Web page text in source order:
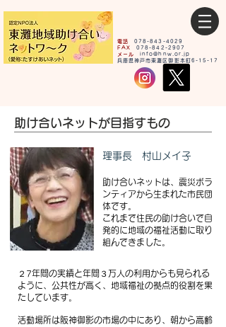
電話
078-843-4029
FAX
078-842-2907
メール
info@hnw.or.jp
​兵庫県神戸市東灘区御影本町6-15-17
助け合いネットが目指すもの
理事長 村山メイ子
助け合いネットは、震災ボラ
ンティアから生まれた市民団
体です。
これまで住民の助け合いで自
発的に地域の福祉活動に取り
組んできました。
２7年間の実績と年間３万人の利用からも見られる
ように、公共性が高く、 地域福祉の拠点的役割を果
たしています。
活動場所は阪神御影の市場の中にあり、朝から高齢